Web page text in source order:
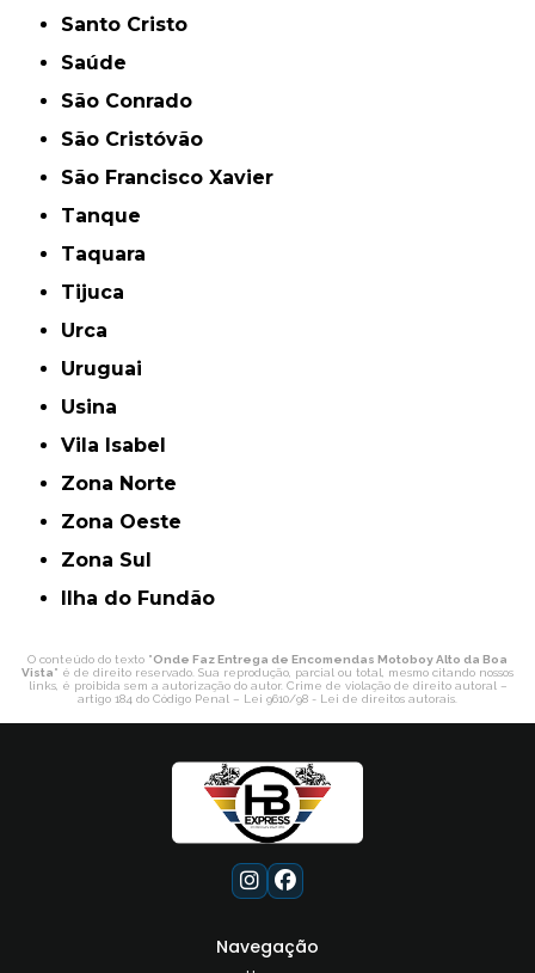
Santo Cristo
Saúde
São Conrado
São Cristóvão
São Francisco Xavier
Tanque
Taquara
Tijuca
Urca
Uruguai
Usina
Vila Isabel
Zona Norte
Zona Oeste
Zona Sul
ilha do Fundão
O conteúdo do texto "Onde Faz Entrega de Encomendas Motoboy Alto da Boa
Vista" é de direito reservado. Sua reprodução, parcial ou total, mesmo citando nossos
links, é proibida sem a autorização do autor. Crime de violação de direito autoral –
artigo 184 do Código Penal – Lei 9610/98 - Lei de direitos autorais
Navegação